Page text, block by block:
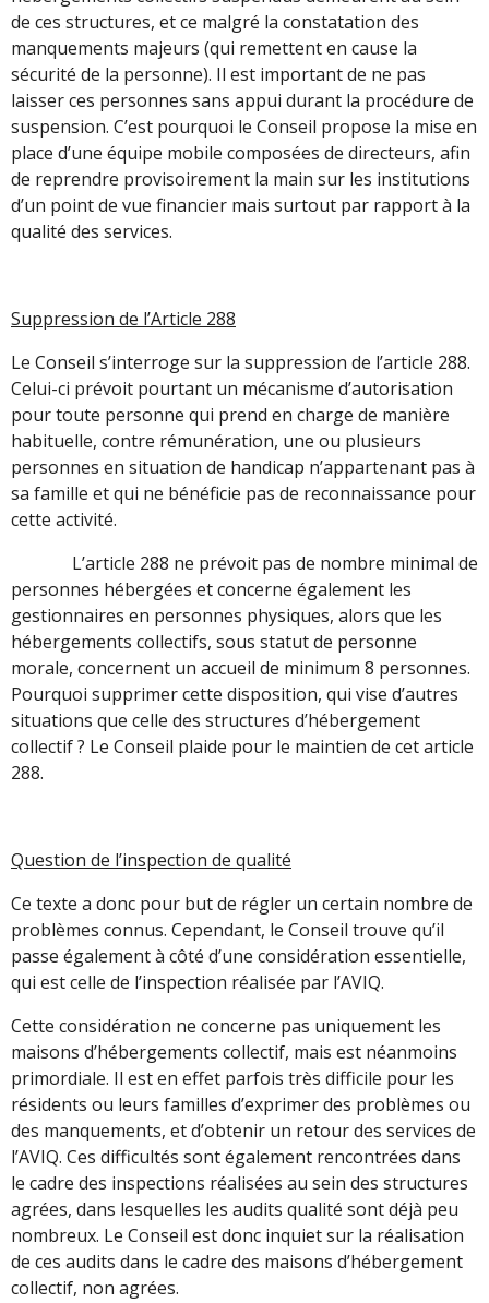
de ces structures, et ce malgré la constatation des
manquements majeurs (qui remettent en cause la
sécurité de la personne). Il est important de ne pas
laisser ces personnes sans appui durant la procédure de
suspension. C’est pourquoi le Conseil propose la mise en
place d’une équipe mobile composées de directeurs, afin
de reprendre provisoirement la main sur les institutions
d’un point de vue financier mais surtout par rapport à la
qualité des services.
Suppression de l’Article 288
Le Conseil s’interroge sur la suppression de l’article 288.
Celui-ci prévoit pourtant un mécanisme d’autorisation
pour toute personne qui prend en charge de manière
habituelle, contre rémunération, une ou plusieurs
personnes en situation de handicap n’appartenant pas à
sa famille et qui ne bénéficie pas de reconnaissance pour
cette activité.
L’article 288 ne prévoit pas de nombre minimal de
personnes hébergées et concerne également les
gestionnaires en personnes physiques, alors que les
hébergements collectifs, sous statut de personne
morale, concernent un accueil de minimum 8 personnes.
Pourquoi supprimer cette disposition, qui vise d’autres
situations que celle des structures d’hébergement
collectif ? Le Conseil plaide pour le maintien de cet article
288.
Question de l’inspection de qualité
Ce texte a donc pour but de régler un certain nombre de
problèmes connus. Cependant, le Conseil trouve qu’il
passe également à côté d’une considération essentielle,
qui est celle de l’inspection réalisée par l’AVIQ.
Cette considération ne concerne pas uniquement les
maisons d’hébergements collectif, mais est néanmoins
primordiale. Il est en effet parfois très difficile pour les
résidents ou leurs familles d’exprimer des problèmes ou
des manquements, et d’obtenir un retour des services de
l’AVIQ. Ces difficultés sont également rencontrées dans
le cadre des inspections réalisées au sein des structures
agrées, dans lesquelles les audits qualité sont déjà peu
nombreux. Le Conseil est donc inquiet sur la réalisation
de ces audits dans le cadre des maisons d’hébergement
collectif, non agrées.